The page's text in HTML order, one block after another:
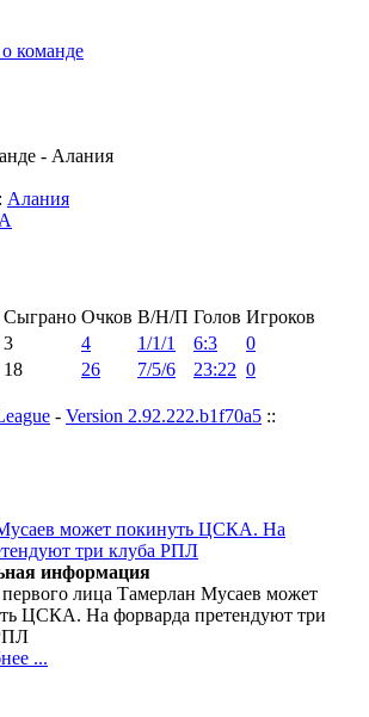
команде
- Алания
Алания
А
Сыграно Очков В/Н/П Голов Игроков
3 4 1/1/1 6:3
0
18 26 7/5/6 23:22 0
- Version 2.92.222.b1f70a5 ::
информация
лица Тамерлан Мусаев может
ЦСКА. На форварда претендуют три
...